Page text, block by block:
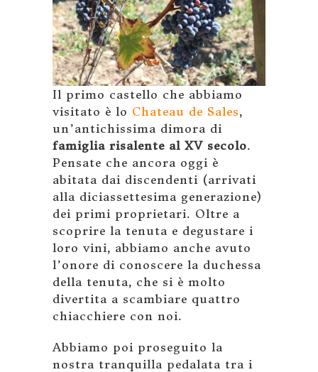
Il primo castello che abbiamo
visitato è lo Chateau de Sales,
un’antichissima dimora di
famiglia risalente al XV secolo.
Pensate che ancora oggi è
abitata dai discendenti (arrivati
alla diciassettesima generazione)
dei primi proprietari. Oltre a
scoprire la tenuta e degustare i
loro vini, abbiamo anche avuto
l’onore di conoscere la duchessa
della tenuta, che si è molto
divertita a scambiare quattro
chiacchiere con noi.
Abbiamo poi proseguito la
nostra tranquilla pedalata tra i